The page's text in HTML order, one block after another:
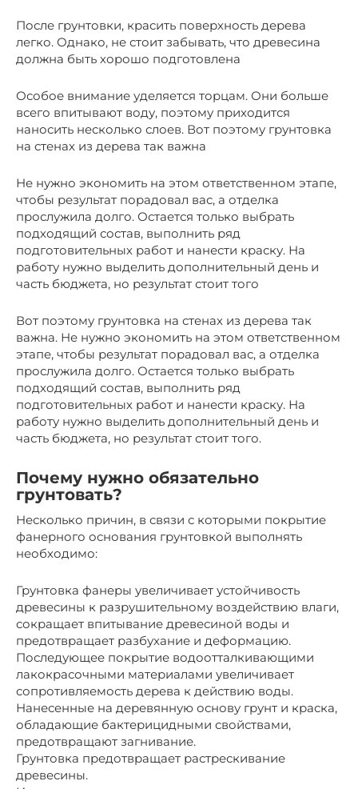
После грунтовки, красить поверхность дерева
легко. Однако, не стоит забывать, что древесина
должна быть хорошо подготовлена
Особое внимание уделяется торцам. Они больше
всего впитывают воду, поэтому приходится
наносить несколько слоев. Вот поэтому грунтовка
на стенах из дерева так важна
Не нужно экономить на этом ответственном этапе,
чтобы результат порадовал вас, а отделка
прослужила долго. Остается только выбрать
подходящий состав, выполнить ряд
подготовительных работ и нанести краску. На
работу нужно выделить дополнительный день и
часть бюджета, но результат стоит того
Вот поэтому грунтовка на стенах из дерева так
важна. Не нужно экономить на этом ответственном
этапе, чтобы результат порадовал вас, а отделка
прослужила долго. Остается только выбрать
подходящий состав, выполнить ряд
подготовительных работ и нанести краску. На
работу нужно выделить дополнительный день и
часть бюджета, но результат стоит того.
Почему нужно обязательно
грунтовать?
Несколько причин, в связи с которыми покрытие
фанерного основания грунтовкой выполнять
необходимо:
Грунтовка фанеры увеличивает устойчивость
древесины к разрушительному воздействию влаги,
сокращает впитывание древесиной воды и
предотвращает разбухание и деформацию.
Последующее покрытие водоотталкивающими
лакокрасочными материалами увеличивает
сопротивляемость дерева к действию воды.
Нанесенные на деревянную основу грунт и краска,
обладающие бактерицидными свойствами,
предотвращают загнивание.
Грунтовка предотвращает растрескивание
древесины.